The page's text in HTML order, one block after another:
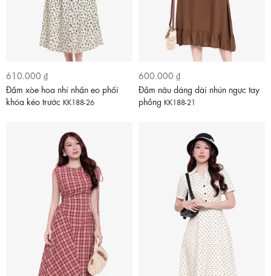
610.000 ₫
Đầm xòe hoa nhí nhấn eo phối
khóa kéo trước KK188-26
600.000 ₫
Đầm nâu dáng dài nhún ngực tay
phồng KK188-21